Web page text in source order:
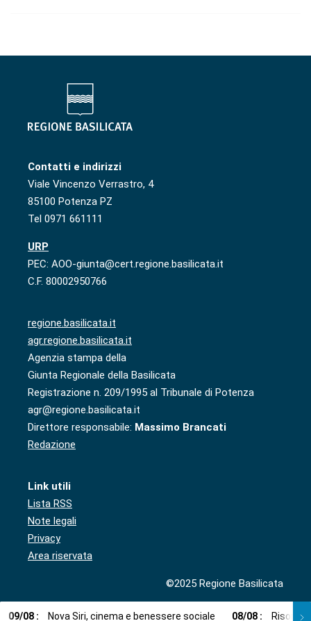
Contatti e indirizzi
Viale Vincenzo Verrastro, 4
85100 Potenza PZ
Tel 0971 661111
URP
PEC: AOO-giunta@cert.regione.basilicata.it
C.F. 80002950766
regione.basilicata.it
agr.regione.basilicata.it
Agenzia stampa della
Giunta Regionale della Basilicata
Registrazione n. 209/1995 al Tribunale di Potenza
agr@regione.basilicata.it
Direttore responsabile: Massimo Brancati
Redazione
Link utili
Lista RSS
Note legali
Privacy
Area riservata
©2025 Regione Basilicata
09/08 : Nova Siri, cinema e benessere sociale 08/08 : Risorse